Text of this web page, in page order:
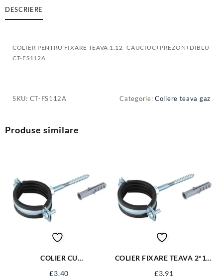
1.12-
-
FS112A
DESCRIERE
COLIER PENTRU FIXARE TEAVA 1.12–CAUCIUC+PREZON+DIBLU
CT-FS112A
SKU: CT-FS112A Categorie:Coliere teava gaz
Produse similare
COLIER CU
£3.40
COLIER FIXARE TEAVA 2*1/2
£3.91